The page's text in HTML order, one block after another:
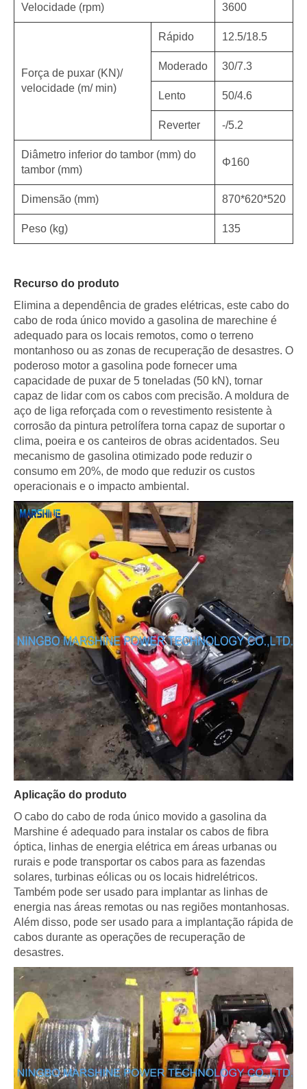
Velocidade (rpm) 3600
Força de puxar (KN)/
velocidade (m/ min)
Rápido 12.5/18.5
Moderado 30/7.3
Lento 50/4.6
Reverter -/5.2
Diâmetro inferior do tambor (mm) do
tambor (mm)
Φ160
Dimensão (mm) 870*620*520
Peso (kg) 135
Recurso do produto
Elimina a dependência de grades elétricas, este cabo do
cabo de roda único movido a gasolina de marechine é
adequado para os locais remotos, como o terreno
montanhoso ou as zonas de recuperação de desastres. O
poderoso motor a gasolina pode fornecer uma
capacidade de puxar de 5 toneladas (50 kN), tornar
capaz de lidar com os cabos com precisão. A moldura de
aço de liga reforçada com o revestimento resistente à
corrosão da pintura petrolífera torna capaz de suportar o
clima, poeira e os canteiros de obras acidentados. Seu
mecanismo de gasolina otimizado pode reduzir o
consumo em 20%, de modo que reduzir os custos
operacionais e o impacto ambiental.
Aplicação do produto
O cabo do cabo de roda único movido a gasolina da
Marshine é adequado para instalar os cabos de fibra
óptica, linhas de energia elétrica em áreas urbanas ou
rurais e pode transportar os cabos para as fazendas
solares, turbinas eólicas ou os locais hidrelétricos.
Também pode ser usado para implantar as linhas de
energia nas áreas remotas ou nas regiões montanhosas.
Além disso, pode ser usado para a implantação rápida de
cabos durante as operações de recuperação de
desastres.